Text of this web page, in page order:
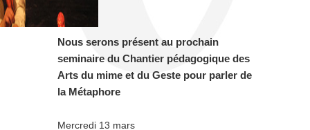
Nous serons présent au prochain
seminaire du Chantier pédagogique des
Arts du mime et du Geste pour parler de
la Métaphore
Mercredi 13 mars